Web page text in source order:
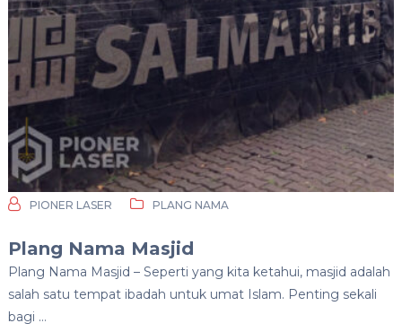
PIONER LASER PLANG NAMA
Plang Nama Masjid
Plang Nama Masjid – Seperti yang kita ketahui, masjid adalah
salah satu tempat ibadah untuk umat Islam. Penting sekali
bagi …